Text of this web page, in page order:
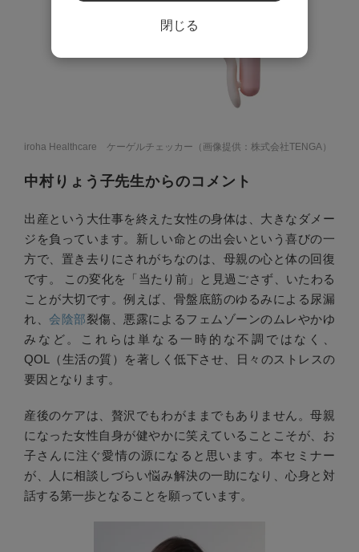
iroha Healthcare ケーゲルチェッカー（画像提供：株式会社TENGA）
中村りょう子先生からのコメント
出産という大仕事を終えた女性の身体は、大きなダメー
ジを負っています。新しい命との出会いという喜びの一
方で、置き去りにされがちなのは、母親の心と体の回復
です。 この変化を「当たり前」と見過ごさず、いたわる
ことが大切です。例えば、骨盤底筋のゆるみによる尿漏
れ、会陰部裂傷、悪露によるフェムゾーンのムレやかゆ
みなど。これらは単なる一時的な不調ではなく、
QOL（生活の質）を著しく低下させ、日々のストレスの
要因となります。
産後のケアは、贅沢でもわがままでもありません。母親
になった女性自身が健やかに笑えていることこそが、お
子さんに注ぐ愛情の源になると思います。本セミナー
が、人に相談しづらい悩み解決の一助になり、心身と対
話する第一歩となることを願っています。
閉じる